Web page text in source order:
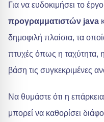
Για να ευδοκιμήσει το
προγραμματιστών java
δημοφιλή πλαίσια, τα
πτυχές όπως η ταχύτητα,
βάση τις συγκεκριμένες
Να θυμάστε ότι η
μπορεί να καθορίσει